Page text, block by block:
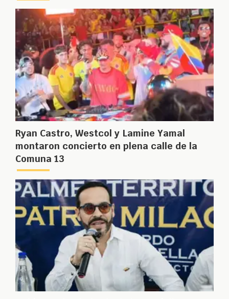
Ryan Castro, Westcol y Lamine Yamal
montaron concierto en plena calle de la
Comuna 13